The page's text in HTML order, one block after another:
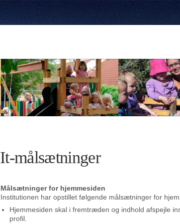
It-målsætninger
Målsætninger for hjemmesiden
Institutionen har opstillet følgende målsætninger for
Hjemmesiden skal i fremtræden og indhold afspejle
profil.